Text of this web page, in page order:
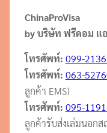
ChinaProVisa
by บริษัท ฟรีดอม แ
โทรศัพท์: 099-
โทรศัพท์: 063-
ลูกค้า EMS)
โทรศัพท์: 095-
ลูกค้ารับส่งเล่มนอกส